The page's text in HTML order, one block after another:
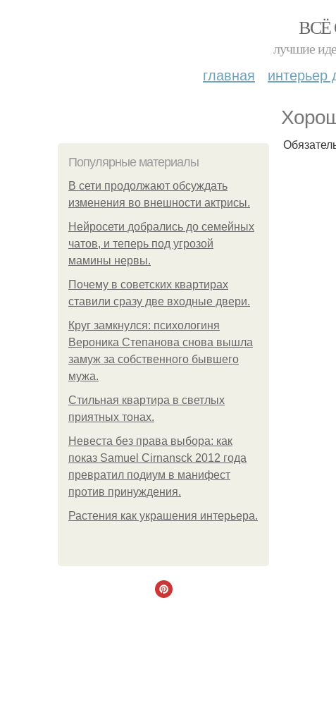
ВСЁ
лучшие
главная
Популярные материалы
В сети продолжают обсуждать
изменения во внешности актрисы.
Нейросети добрались до семейных
чатов, и теперь под угрозой
мамины нервы.
Почему в советских квартирах
ставили сразу две входные двери.
Круг замкнулся: психологиня
Вероника Степанова снова вышла
замуж за собственного бывшего
мужа.
Стильная квартира в светлых
приятных тонах.
Невеста без права выбора: как
показ Samuel Cirnansck 2012 года
превратил подиум в манифест
против принуждения.
Растения как украшения интерьера.